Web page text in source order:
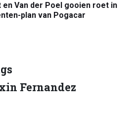
en Van der Poel gooien roet in
plan van Pogacar
Fernandez